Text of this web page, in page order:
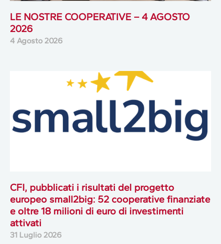
LE NOSTRE COOPERATIVE – 4 AGOSTO
2026
4 Agosto 2026
CFI, pubblicati i risultati del progetto
europeo small2big: 52 cooperative finanziate
e oltre 18 milioni di euro di investimenti
attivati
31 Luglio 2026